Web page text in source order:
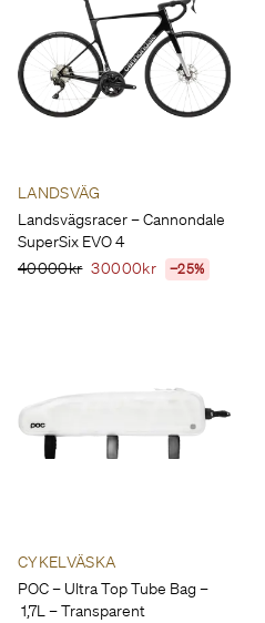
LANDSVÄG
Landsvägsracer – Cannondale
SuperSix EVO 4
40000kr 30000kr −25%
CYKELVÄSKA
POC – Ultra Top Tube Bag –
1,7L – Transparent